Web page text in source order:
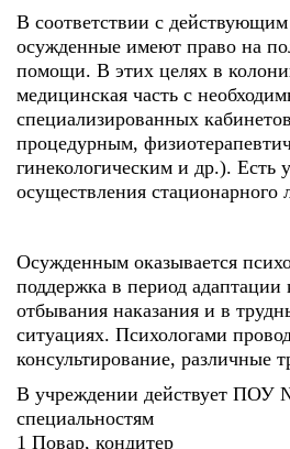
В соответствии с действующим
осужденные имеют право на
помощи. В этих целях в
медицинская часть с
специализированных
процедурным,
гинекологическим и др.). Есть
осуществления стационарного
Осужденным оказывается
поддержка в период адаптации
отбывания наказания и в
ситуациях. Психологами
консультирование, различные
В учреждении действует ПОУ
специальностям
1 Повар, кондитер